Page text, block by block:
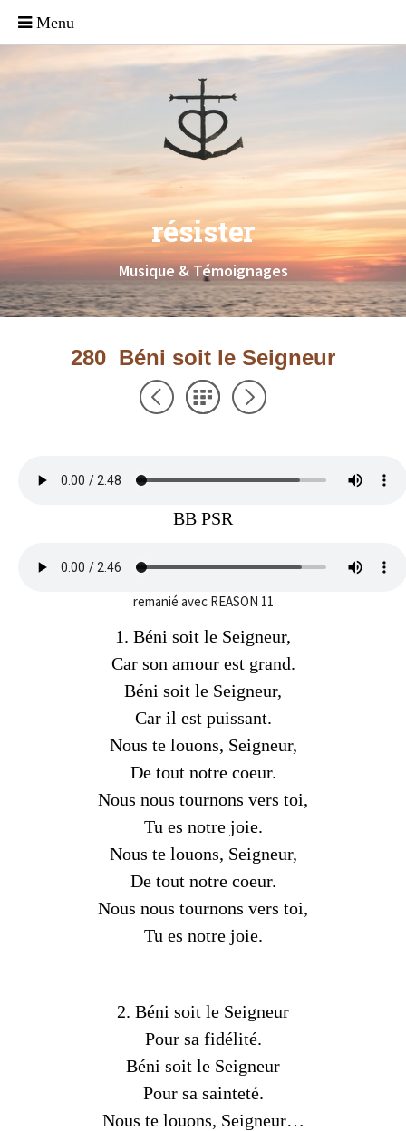
résister
Musique & Témoignages
280 Béni soit le Seigneur
BB PSR
remanié avec REASON 11
1. Béni soit le Seigneur,
Car son amour est grand.
Béni soit le Seigneur,
Car il est puissant.
Nous te louons, Seigneur,
De tout notre coeur.
Nous nous tournons vers toi,
Tu es notre joie.
Nous te louons, Seigneur,
De tout notre coeur.
Nous nous tournons vers toi,
Tu es notre joie.
2. Béni soit le Seigneur
Pour sa fidélité.
Béni soit le Seigneur
Pour sa sainteté.
Nous te louons, Seigneur…